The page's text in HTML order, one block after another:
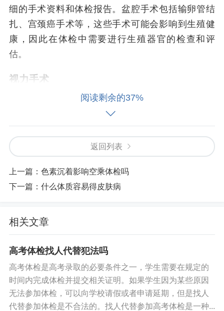
细的手术资料和体检报告。盆腔手术包括输卵管结
扎、宫颈癌手术等，这些手术可能会影响到生殖健
康，因此在体检中需要进行生殖器官的检查和评
估。
视力手术
视力手术包括近视手术、白内障手术等，这些手术
要提供详细的手术资料和体检报告，并进行眼部的
检查。
拓展知识：常见的出国体检项目
目，例如检查肺结核、HIV、乙肝等传染病相关指
进行心电图、胸透等辅助检查。留意这些项目并提
前了解自己的身体状况，有利于减少出国体检的不
必要麻烦。
结论
阅读剩余的37%
返回列表
上一篇： 色素沉着影响空乘体检吗
下一篇： 什么体质容易得皮肤病
相关文章
高考体检找人代替犯法吗
高考体检是高考录取的必要条件之一，学生需要在规定的
时间内完成体检并提交相关证明。如果学生因为某些原因
无法参加体检，可以向学校请假或者申请延期，但是找人
代替参加体检是不合法的。找人代替参加高考体检是一种...